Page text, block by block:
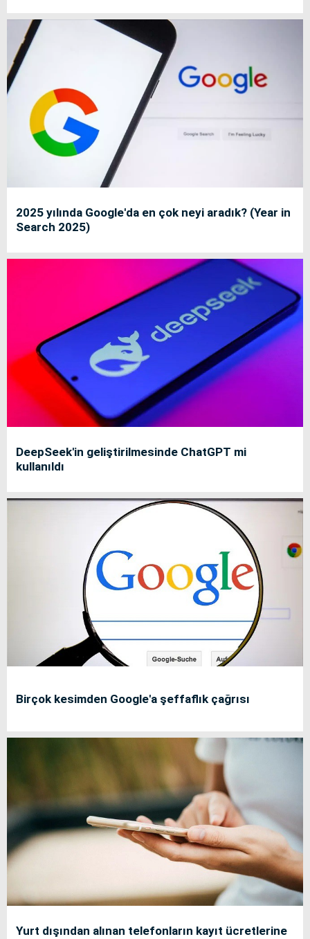
2025 yılında Google'da en çok neyi aradık? (Year in
Search 2025)
DeepSeek'in geliştirilmesinde ChatGPT mi
kullanıldı
Birçok kesimden Google'a şeffaflık çağrısı
Yurt dışından alınan telefonların kayıt ücretlerine